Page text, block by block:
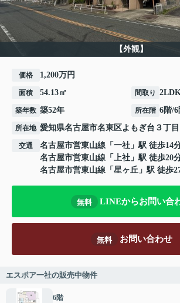
【外観】
価格 1,200万円
面積 54.13㎡ 間取り
築年数 築52年 所在階 6階/
所在地 愛知県名古屋市名東区よもぎ台 ３丁目
交通 名古屋市営東山線 「 一社 」駅 徒歩14
名古屋市営東山線 「 上社 」駅 徒歩20
名古屋市営東山線 「 星ヶ丘 」駅 徒歩
無料 LINEからお問い合
無料 お問い合わせ
エスポア一社の販売中物件
6階